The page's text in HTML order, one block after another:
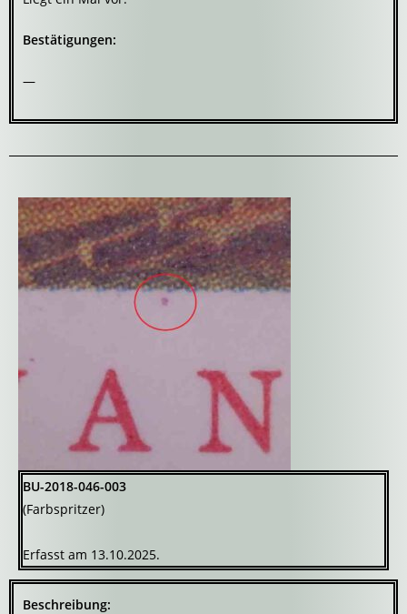
Bestätigungen:
—
BU-2018-046-003
(Farbspritzer)
Erfasst am 13.10.2025.
Beschreibung: